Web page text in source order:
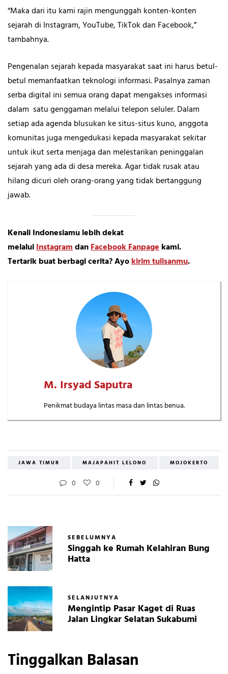
“Maka dari itu kami rajin mengunggah konten-konten
sejarah di Instagram, YouTube, TikTok dan Facebook,”
tambahnya.
Pengenalan sejarah kepada masyarakat saat ini harus betul-
betul memanfaatkan teknologi informasi. Pasalnya zaman
serba digital ini semua orang dapat mengakses informasi
dalam satu genggaman melalui telepon seluler. Dalam
setiap ada agenda blusukan ke situs-situs kuno, anggota
komunitas juga mengedukasi kepada masyarakat sekitar
untuk ikut serta menjaga dan melestarikan peninggalan
sejarah yang ada di desa mereka. Agar tidak rusak atau
hilang dicuri oleh orang-orang yang tidak bertanggung
jawab.
Kenali Indonesiamu lebih dekat
melaluiInstagramdanFacebook Fanpagekami.
Tertarik buat berbagi cerita? Ayokirim tulisanmu.
M. Irsyad Saputra
Penikmat budaya lintas masa dan lintas benua.
JAWA TIMUR MAJAPAHIT LELONO MOJOKERTO
0 0
SEBELUMNYA
Singgah ke Rumah Kelahiran Bung
Hatta
SELANJUTNYA
Mengintip Pasar Kaget di Ruas
Jalan Lingkar Selatan Sukabumi
Tinggalkan Balasan